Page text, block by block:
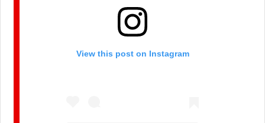
View this post on Instagram